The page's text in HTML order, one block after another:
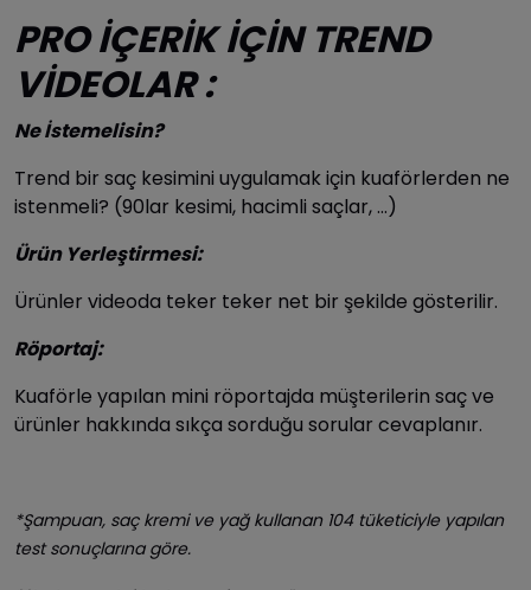
PRO İÇERİK İÇİN TREND
VİDEOLAR:
Ne İstemelisin?
Trend bir saç kesimini uygulamak için kuaförlerden ne
istenmeli? (90lar kesimi, hacimli saçlar, …)
Ürün Yerleştirmesi:
Ürünler videoda teker teker net bir şekilde gösterilir.
Röportaj:
Kuaförle yapılan mini röportajda müşterilerin saç ve
ürünler hakkında sıkça sorduğu sorular cevaplanır.
*Şampuan, saç kremi ve yağ kullanan 104 tüketiciyle yapılan
test sonuçlarına göre.